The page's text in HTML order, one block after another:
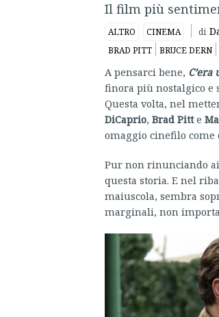
Il film più
ALTRO CINEMA di
BRAD PITT BRUCE DERN
A pensarci bene,
finora più nostalgico e
Questa volta, nel
DiCaprio, Brad Pitte
omaggio cinefilo
Pur non rinunciando
questa storia. E nel
maiuscola, sembra
marginali, non